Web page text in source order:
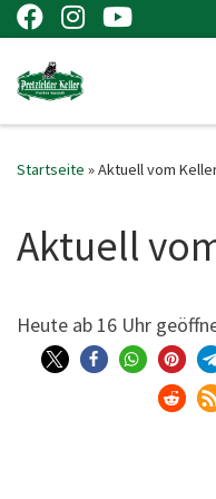
Zum Inhalt springen
Startseite »Aktuell vom
Aktuell
Heu­te ab 16 Uhr